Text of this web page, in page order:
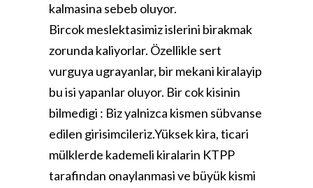
kalmasina sebeb oluyor.
Bircok meslektasimiz islerini birakmak
zorunda kaliyorlar. Özellikle sert
vurguya ugrayanlar, bir mekani kiralayip
bu isi yapanlar oluyor. Bir cok kisinin
bilmedigi : Biz yalnizca kismen sübvanse
edilen girisimcileriz.Yüksek kira, ticari
mülklerde kademeli kiralarin KTPP
tarafindan onaylanmasi ve büyük kismi